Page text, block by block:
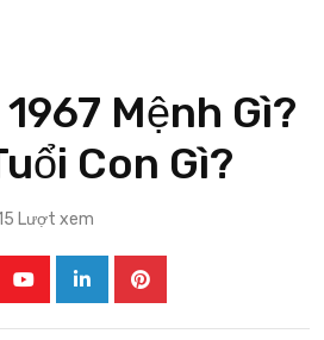
Mệnh Gì?
Con Gì?
Lượt xem
LinkedInPinterest